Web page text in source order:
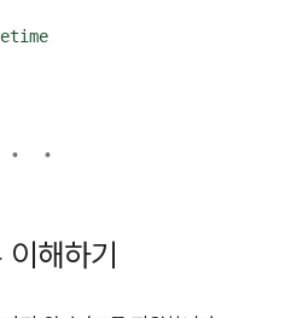
해하기